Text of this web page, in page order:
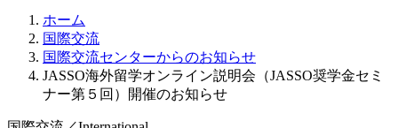
ホーム
国際交流
国際交流センターからのお知らせ
JASSO海外留学オンライン説明会（JASSO奨学金セミ
ナー第５回）開催のお知らせ